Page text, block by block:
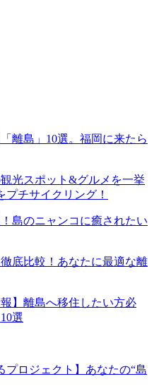
離島」10選。福岡に来たら
光スポット&グルメを一挙
チサイクリング！
島のニャンコに癒されたい
底比較！あなたに最適な離
】離島へ移住したい方必
選
プロジェクト】あなたの“島